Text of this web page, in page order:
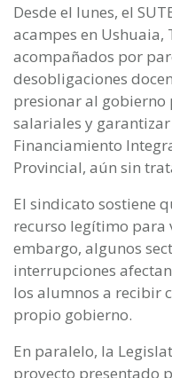
Desde el lunes, el
acampes en Ushuaia,
acompañados por
desobligaciones
presionar al gobierno
salariales y
Financiamiento
Provincial, aún sin
El sindicato sostiene
recurso legítimo para
embargo, algunos
interrupciones
los alumnos a recibir
propio gobierno.
En paralelo, la
proyecto presentado